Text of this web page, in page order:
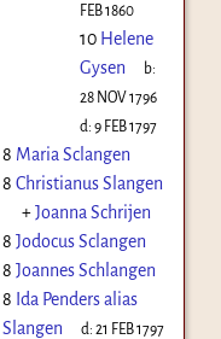
FEB 1860
10 Helene
Gysen
b:
28 NOV 1796
d: 9 FEB 1797
8 Maria Sclangen
8 Christianus Slangen
+Joanna Schrijen
8 Jodocus Sclangen
8 Joannes Schlangen
8 Ida Penders alias
Slangen
d:21 FEB 1797